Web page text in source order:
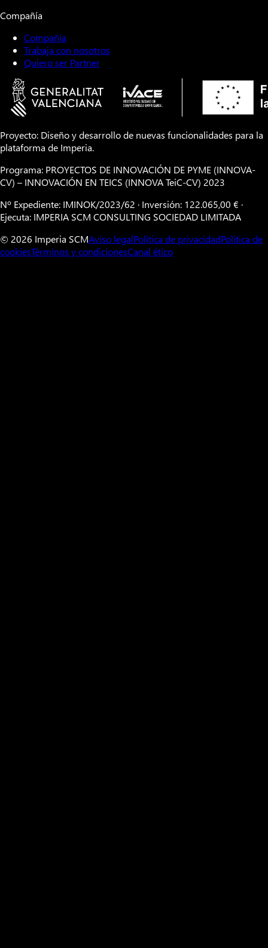
Compañía
Compañía
Trabaja con nosotros
Quiero ser Partner
Proyecto: Diseño y desarrollo de nuevas funcionalidades para la
plataforma de Imperia.
Programa: PROYECTOS DE INNOVACIÓN DE PYME (INNOVA-
CV) – INNOVACIÓN EN TEICS (INNOVA TeiC-CV) 2023
Nº Expediente: IMINOK/2023/62 · Inversión: 122.065,00 € ·
Ejecuta: IMPERIA SCM CONSULTING SOCIEDAD LIMITADA
© 2026 Imperia SCMAviso legalPolítica de privacidadPolítica de
cookiesTérminos y condicionesCanal ético